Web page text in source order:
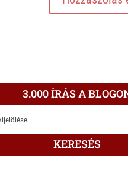
3.000 ÍRÁS A
KERESÉS